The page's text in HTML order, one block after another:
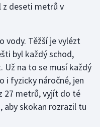
z deseti metrů v
vody. Těžší je vylézt
byl každý schod,
Už na to se musí každý
i fyzicky náročné, jen
27 metrů, vyjít do té
aby skokan rozrazil tu